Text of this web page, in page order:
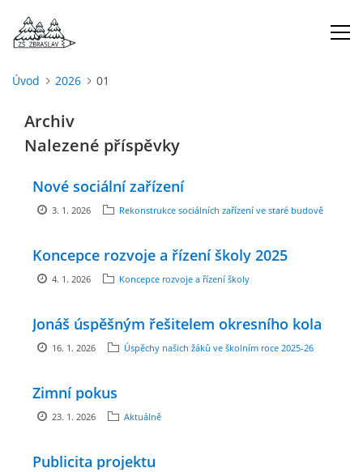
O NÁS
ŠKOLNÍ ROK
PROJEKTY
ENVIRONMENTÁLNÍ VÝCHOVA
Úvod 2026 01
Archiv
Nalezené příspěvky
Nové sociální zařízení
3. 1. 2026 Rekonstrukce sociálních zařízení ve staré budově
Koncepce rozvoje a řízení školy 2025
4. 1. 2026 Koncepce rozvoje a řízení školy
Jonáš úspěšným řešitelem okresního kola
16. 1. 2026 Úspěchy našich žáků ve školním roce 2025-26
Zimní pokus
23. 1. 2026 Aktuálně
Publicita projektu